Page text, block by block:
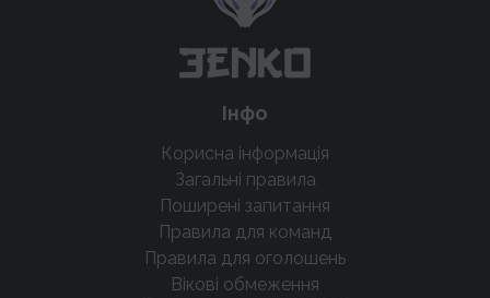
Інфо
Корисна інформація
Загальні правила
Поширені запитання
Правила для команд
Правила для оголошень
Вікові обмеження